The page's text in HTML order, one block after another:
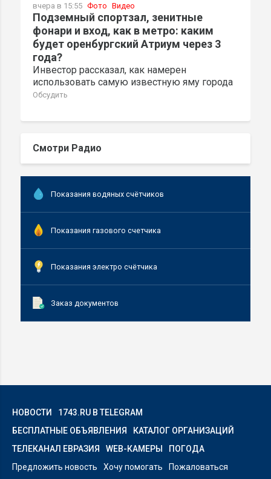
вчера в 15:55 Фото Видео
Подземный спортзал, зенитные
фонари и вход, как в метро: каким
будет оренбургский Атриум через 3
года?
Инвестор рассказал, как намерен
использовать самую известную яму города
Обсудить
Смотри Радио
Показания водяных счётчиков
Показания газового счетчика
Показания электро счётчика
Заказ документов
НОВОСТИ
1743.RU В TELEGRAM
БЕСПЛАТНЫЕ ОБЪЯВЛЕНИЯ
КАТАЛОГ ОРГАНИЗАЦИЙ
ТЕЛЕКАНАЛ ЕВРАЗИЯ
WEB-КАМЕРЫ
ПОГОДА
Предложить новость
Хочу помогать
Пожаловаться